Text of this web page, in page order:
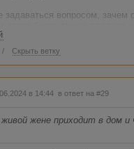
задаваться вопросом, зачем
мне еще бросилось в
класс. Заранее наверное
при живой жене
героиню нашу они совсем
такого финала, кроме
автору скажу.
/ Скрыть ветку
в 14:44 в ответ на #29
живой жене приходит в дом